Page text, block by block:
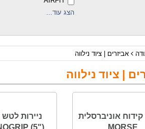
הצג עוד...
אביזרים | ציוד נילווה
| ציוד נילווה
קידוח אוניברסלית
MORSE
("5) RHYNOGRIP